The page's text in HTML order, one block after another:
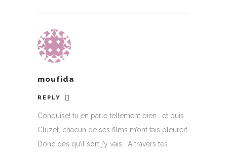
moufida
REPLY
Conquise! tu en parle tellement bien… et puis
Cluzet, chacun de ses films m’ont fais pleurer!
Donc dès qu’il sort j’y vais… A travers tes